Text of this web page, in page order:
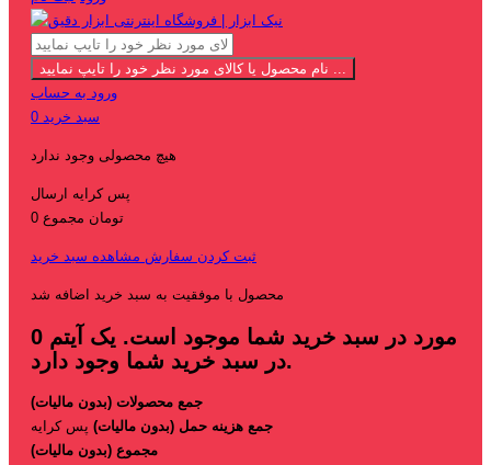
نام محصول یا کالای مورد نظر خود را تایپ نمایید ...
ورود به حساب
سبد خرید 0
هیچ محصولی وجود ندارد
پس کرایه ارسال
0 تومان مجموع
ثبت کردن سفارش مشاهده سبد خرید
محصول با موفقیت به سبد خرید اضافه شد
0 مورد در سبد خرید شما موجود است. یک آیتم
در سبد خرید شما وجود دارد.
جمع محصولات (بدون مالیات)
جمع هزینه حمل (بدون مالیات) پس کرایه
مجموع (بدون مالیات)